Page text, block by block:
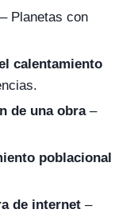
– Planetas con
calentamiento
de una obra–
poblacional
de internet –